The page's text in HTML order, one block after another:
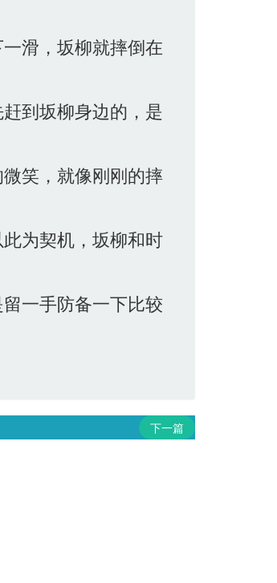
滑，坂柳就摔倒在
到坂柳身边的，是
笑，就像刚刚的摔
为契机，坂柳和时
一手防备一下比较
下一篇